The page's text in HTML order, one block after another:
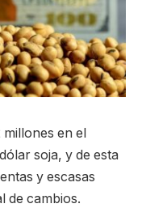
en el
soja, y de esta
y escasas
de cambios.